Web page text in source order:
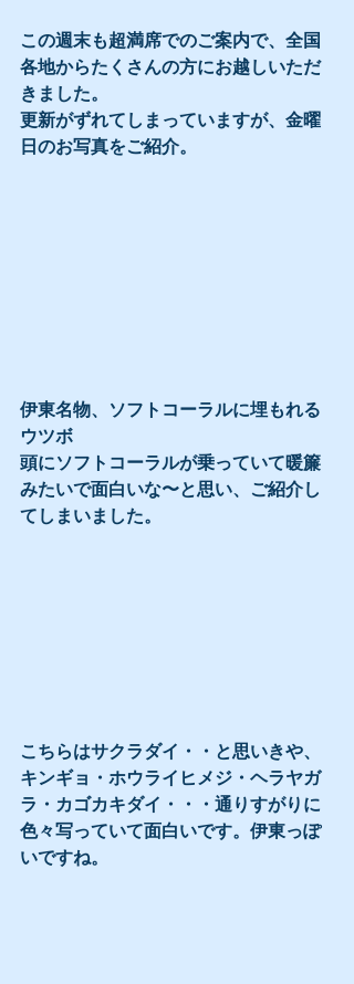
この週末も超満席でのご案内で、全国
各地からたくさんの方にお越しいただ
きました。
更新がずれてしまっていますが、金曜
日のお写真をご紹介。
伊東名物、ソフトコーラルに埋もれる
ウツボ
頭にソフトコーラルが乗っていて暖簾
みたいで面白いな〜と思い、ご紹介し
てしまいました。
こちらはサクラダイ・・と思いきや、
キンギョ・ホウライヒメジ・ヘラヤガ
ラ・カゴカキダイ・・・通りすがりに
色々写っていて面白いです。伊東っぽ
いですね。